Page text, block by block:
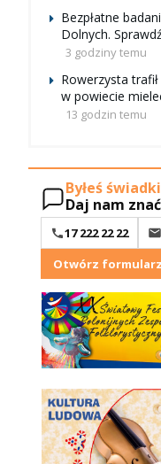
Bezpłatne
Dolnych.
3 godziny temu
Rowerzysta
w powiecie
13 godzin temu
Byłeś
Daj nam
17 222 22 22
Otwórz formularz